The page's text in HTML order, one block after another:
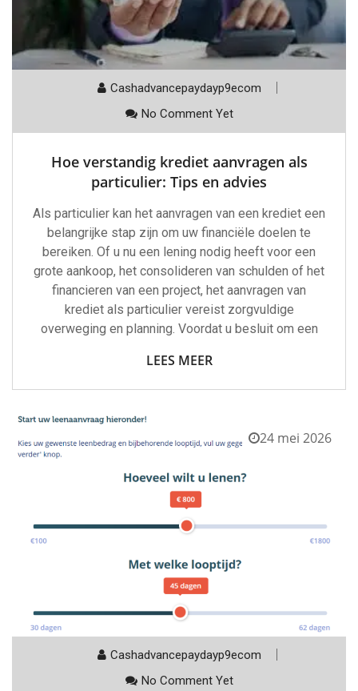
Cashadvancepaydayp9ecom
No Comment Yet
Hoe verstandig krediet aanvragen als
particulier: Tips en advies
Als particulier kan het aanvragen van een krediet een
belangrijke stap zijn om uw financiële doelen te
bereiken. Of u nu een lening nodig heeft voor een
grote aankoop, het consolideren van schulden of het
financieren van een project, het aanvragen van
krediet als particulier vereist zorgvuldige
overweging en planning. Voordat u besluit om een
LEES MEER
24 mei 2026
Cashadvancepaydayp9ecom
No Comment Yet